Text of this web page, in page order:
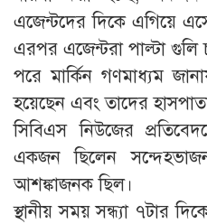
এজেন্টদের দিকে এগিয়ে
এরপর এজেন্টরা পাল্টা গুলি
পরে মার্কিন গণমাধ্যম
হয়েছেন এবং তাদের
সিবিএস নিউজের
একজন ছিলেন
আশঙ্কাজনক ছিল।
স্থানীয় সময় সন্ধ্যা ৭টার